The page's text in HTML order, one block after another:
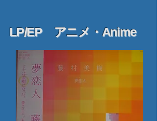
LP/EP アニメ・Anime